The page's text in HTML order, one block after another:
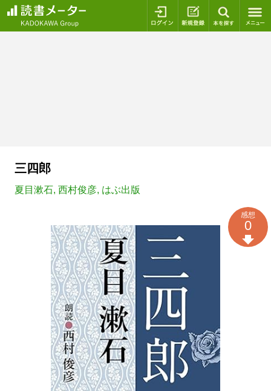
ログイン 新規登録
三四郎
夏目漱石, 西村俊彦, はぶ出版
感想
0